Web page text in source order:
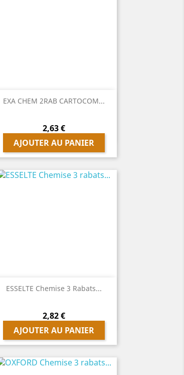
EXA CHEM 2RAB CARTOCOM...
Prix
2,63 €
AJOUTER AU PANIER
 Aperçu rapide
ESSELTE Chemise 3 Rabats...
Prix
2,82 €
AJOUTER AU PANIER
 Aperçu rapide